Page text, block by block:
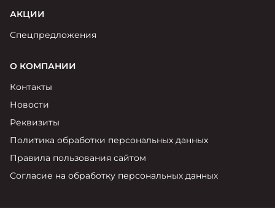
АКЦИИ
Спецпредложения
О КОМПАНИИ
Контакты
Новости
Реквизиты
Политика обработки персональных данных
Правила пользования сайтом
Согласие на обработку персональных данных